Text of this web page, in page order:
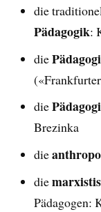
die
Pädagogik:
die
die
Brezinka
die
die
Pädagogen: